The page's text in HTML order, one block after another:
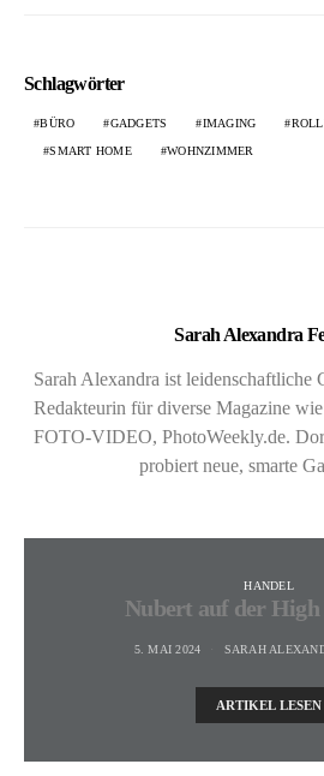
Schlagwörter
BÜRO GADGETS IMAGING
SMART HOME WOHNZIMMER
Sarah Alexandra
Sarah Alexandra ist leidenschaftliche
Redakteurin für diverse Magazine
FOTO-VIDEO, PhotoWeekly.de.
probiert neue, smarte
HANDEL
Nubert auf der High
5. MAI 2024 SARAH
ARTIKEL LESEN